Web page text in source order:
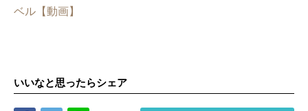
ベル【動画】
いいなと思ったらシェア